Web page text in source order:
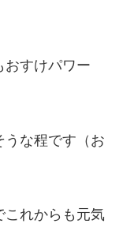
おすけパワー
うな程です（お
これからも元気